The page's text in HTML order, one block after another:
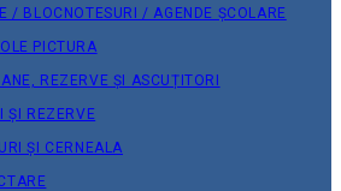
/ BLOCNOTESURI / AGENDE ȘCOLARE
PICTURA
REZERVE ȘI ASCUȚITORI
ȘI REZERVE
ȘI CERNEALA